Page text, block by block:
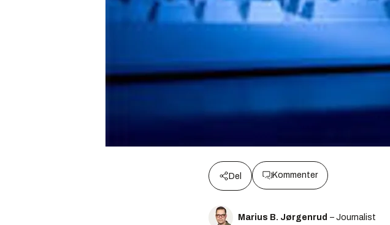
Del Kommenter
Marius B. Jørgenrud – Journalist